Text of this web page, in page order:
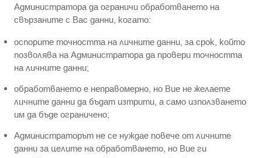
Администратора да ограничи обработването на
свързаните с Вас данни, когато:
оспорите точността на личните данни, за срок, който
позволява на Администратора да провери точността
на личните данни;
обработването е неправомерно, но Вие не желаете
личните данни да бъдат изтрити, а само използването
им да бъде ограничено;
Администраторът не се нуждае повече от личните
данни за целите на обработването, но Вие ги